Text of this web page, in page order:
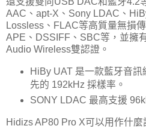
AAC、apt-X、Sony LDAC、
Lossless、FLAC等高質量無損
APE、DSSIFF、SBC等，並擁
Audio Wireless雙認證。
HiBy UAT 是一款藍牙音
先的 192kHz 採樣率。
SONY LDAC 最高支援
Hidizs AP80 Pro X可以用作什麼